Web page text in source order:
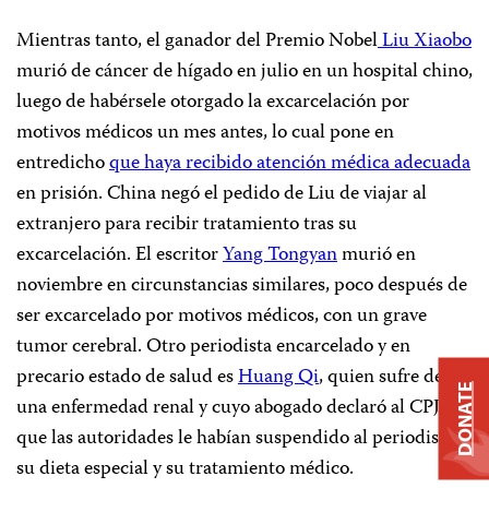
Mientras tanto, el ganador del Premio NobelLiu Xiaobo
murió de cáncer de hígado en julio en un hospital chino,
luego de habérsele otorgado la excarcelación por
motivos médicos un mes antes, lo cual pone en
entredichoque haya recibido atención médica adecuada
en prisión. China negó el pedido de Liu de viajar al
extranjero para recibir tratamiento tras su
excarcelación. El escritorYang Tongyanmurió en
noviembre en circunstancias similares, poco después de
ser excarcelado por motivos médicos, con un grave
tumor cerebral. Otro periodista encarcelado y en
precario estado de salud esHuang Qi, quien sufre de
una enfermedad renal y cuyo abogado declaró al CPJ
que las autoridades le habían suspendido al periodista
su dieta especial y su tratamiento médico.
DONATE